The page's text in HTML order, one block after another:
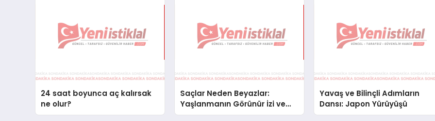
24 saat boyunca aç kalırsak
ne olur?
Saçlar Neden Beyazlar:
Yaşlanmanın Görünür İzi ve
Genetik Sırları
Yavaş ve Bilinçli Adımların
Dansı: Japon Yürüyüşü